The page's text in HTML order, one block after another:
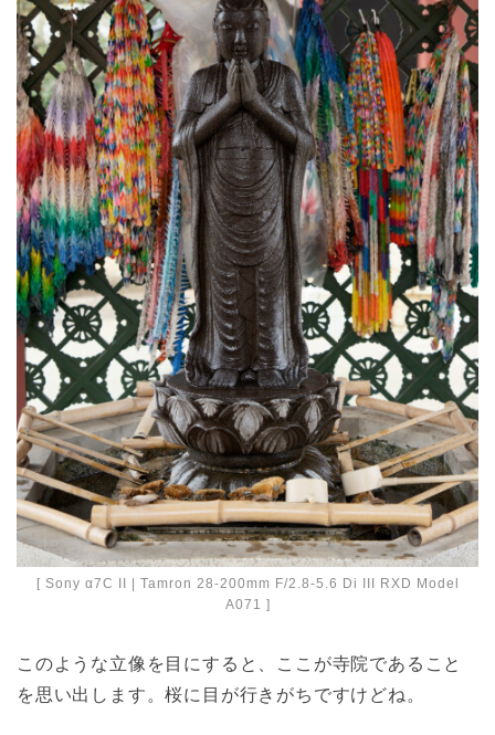
[ Sony α7C II | Tamron 28-200mm F/2.8-5.6 Di III RXD Model
A071 ]
このような立像を目にすると、ここが寺院であること
を思い出します。桜に目が行きがちですけどね。